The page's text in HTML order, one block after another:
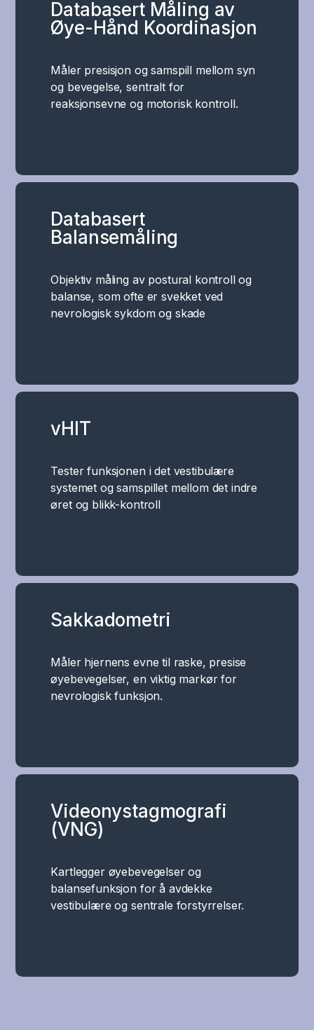
Databasert Måling av
Øye-Hånd Koordinasjon
Måler presisjon og samspill mellom syn
og bevegelse, sentralt for
reaksjonsevne og motorisk kontroll.
Databasert
Balansemåling
Objektiv måling av postural kontroll og
balanse, som ofte er svekket ved
nevrologisk sykdom og skade
vHIT
Tester funksjonen i det vestibulære
systemet og samspillet mellom det indre
øret og blikk-kontroll
Sakkadometri
Måler hjernens evne til raske, presise
øyebevegelser, en viktig markør for
nevrologisk funksjon.
Videonystagmografi
(VNG)
Kartlegger øyebevegelser og
balansefunksjon for å avdekke
vestibulære og sentrale forstyrrelser.